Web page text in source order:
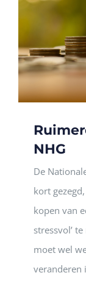
NHG
De
kort
kopen van
stressvol’
moet wel
veranderen